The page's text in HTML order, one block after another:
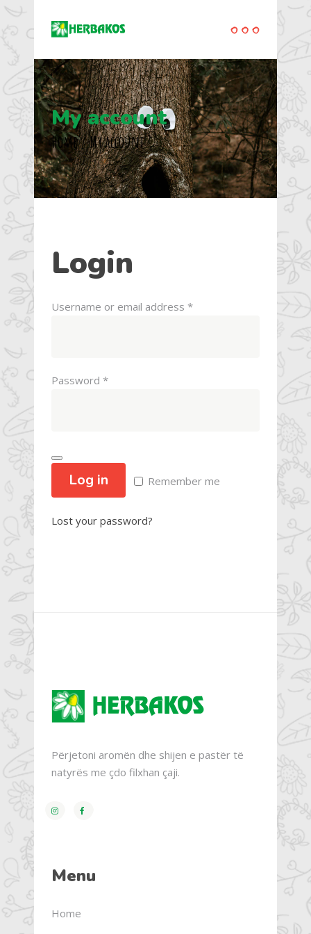
My account
Home/My account
Login
Username or email address *Required
Password *Required
Remember me
Log in
Lost your password?
Përjetoni aromën dhe shijen e pastër të
natyrës me çdo filxhan çaji.
Menu
Home